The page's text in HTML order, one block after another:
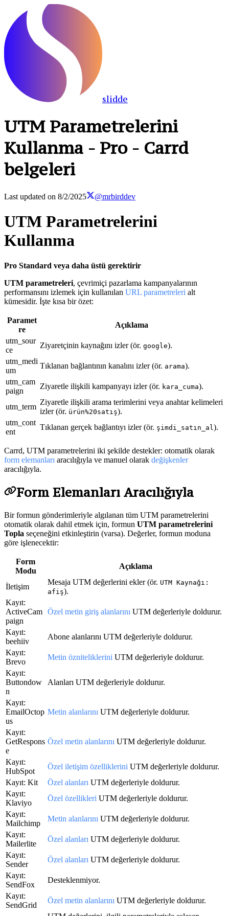
slidde
UTM Parametrelerini
Kullanma - Pro - Carrd
belgeleri
Last updated on 8/2/2025 @mrbirddev
UTM Parametrelerini
Kullanma
Pro Standard veya daha üstü gerektirir
UTM parametreleri, çevrimiçi pazarlama kampanyalarının
performansını izlemek için kullanılan URL parametreleri alt
kümesidir. İşte kısa bir özet:
Paramet
re
Açıklama
utm_sour
ce
Ziyaretçinin kaynağını izler (ör. google).
utm_medi
um
Tıklanan bağlantının kanalını izler (ör. arama).
utm_cam
paign
Ziyaretle ilişkili kampanyayı izler (ör. kara_cuma).
utm_term
Ziyaretle ilişkili arama terimlerini veya anahtar kelimeleri
izler (ör. ürün%20satış).
utm_cont
ent
Tıklanan gerçek bağlantıyı izler (ör. şimdi_satın_al ).
Carrd, UTM parametrelerini iki şekilde destekler: otomatik olarak
form elemanları aracılığıyla ve manuel olarak değişkenler
aracılığıyla.
Form Elemanları Aracılığıyla
Bir formun gönderimleriyle algılanan tüm UTM parametrelerini
otomatik olarak dahil etmek için, formun UTM parametrelerini
Topla seçeneğini etkinleştirin (varsa). Değerler, formun moduna
göre işlenecektir:
Form
Modu
Açıklama
İletişim
Mesaja UTM değerlerini ekler (ör. UTM Kaynağı:
afiş).
Kayıt:
ActiveCam
paign
Özel metin giriş alanlarını UTM değerleriyle doldurur.
Kayıt:
beehiiv
Abone alanlarını UTM değerleriyle doldurur.
Kayıt:
Brevo
Metin özniteliklerini UTM değerleriyle doldurur.
Kayıt:
Buttondow
n
Alanları UTM değerleriyle doldurur.
Kayıt:
EmailOctop
us
Metin alanlarını UTM değerleriyle doldurur.
Kayıt:
GetRespons
e
Özel metin alanlarını UTM değerleriyle doldurur.
Kayıt:
HubSpot
Özel iletişim özelliklerini UTM değerleriyle doldurur.
Kayıt: Kit
Özel alanları UTM değerleriyle doldurur.
Kayıt:
Klaviyo
Özel özellikleri UTM değerleriyle doldurur.
Kayıt:
Mailchimp
Metin alanlarını UTM değerleriyle doldurur.
Kayıt:
Mailerlite
Özel alanları UTM değerleriyle doldurur.
Kayıt:
Sender
Özel alanları UTM değerleriyle doldurur.
Kayıt:
SendFox
Desteklenmiyor.
Kayıt:
SendGrid
Özel metin alanlarını UTM değerleriyle doldurur.